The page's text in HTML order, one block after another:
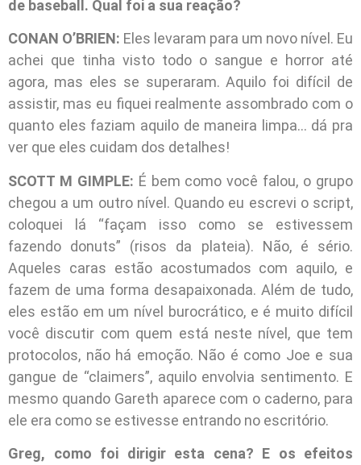
de baseball. Qual foi a sua reação?
CONAN O’BRIEN: Eles levaram para um novo nível. Eu
achei que tinha visto todo o sangue e horror até
agora, mas eles se superaram. Aquilo foi difícil de
assistir, mas eu fiquei realmente assombrado com o
quanto eles faziam aquilo de maneira limpa… dá pra
ver que eles cuidam dos detalhes!
SCOTT M GIMPLE: É bem como você falou, o grupo
chegou a um outro nível. Quando eu escrevi o script,
coloquei lá “façam isso como se estivessem
fazendo donuts” (risos da plateia). Não, é sério.
Aqueles caras estão acostumados com aquilo, e
fazem de uma forma desapaixonada. Além de tudo,
eles estão em um nível burocrático, e é muito difícil
você discutir com quem está neste nível, que tem
protocolos, não há emoção. Não é como Joe e sua
gangue de “claimers”, aquilo envolvia sentimento. E
mesmo quando Gareth aparece com o caderno, para
ele era como se estivesse entrando no escritório.
Greg, como foi dirigir esta cena? E os efeitos